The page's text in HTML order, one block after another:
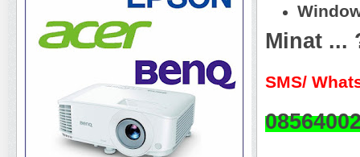
Minat ...
SMS/